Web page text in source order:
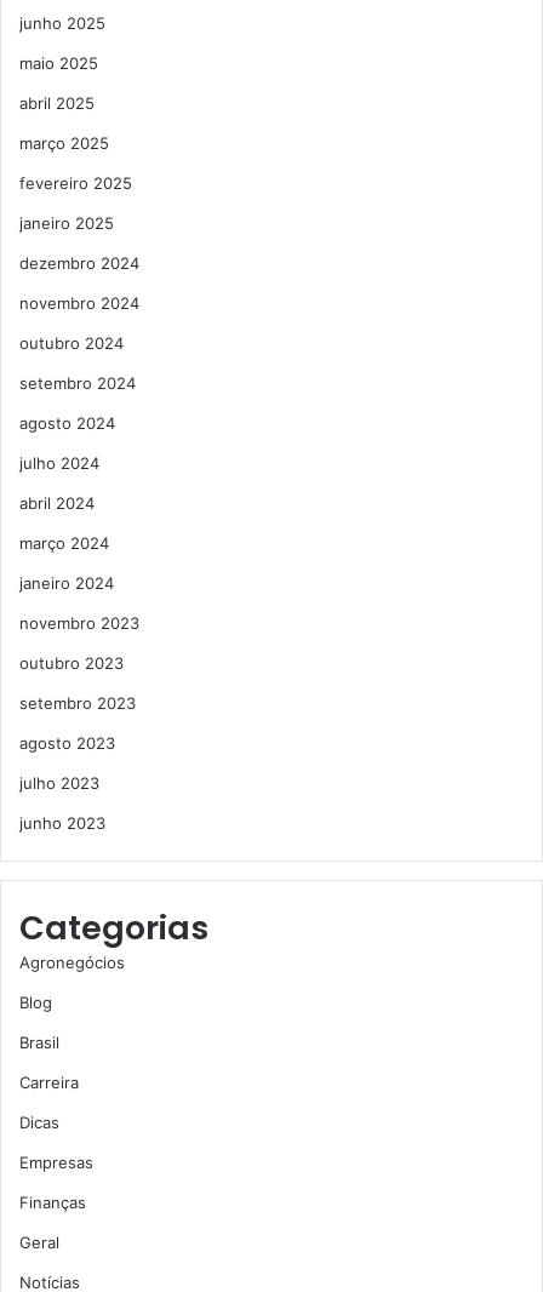
junho 2025
maio 2025
abril 2025
março 2025
fevereiro 2025
janeiro 2025
dezembro 2024
novembro 2024
outubro 2024
setembro 2024
agosto 2024
julho 2024
abril 2024
março 2024
janeiro 2024
novembro 2023
outubro 2023
setembro 2023
agosto 2023
julho 2023
junho 2023
Categorias
Agronegócios
Blog
Brasil
Carreira
Dicas
Empresas
Finanças
Geral
Notícias